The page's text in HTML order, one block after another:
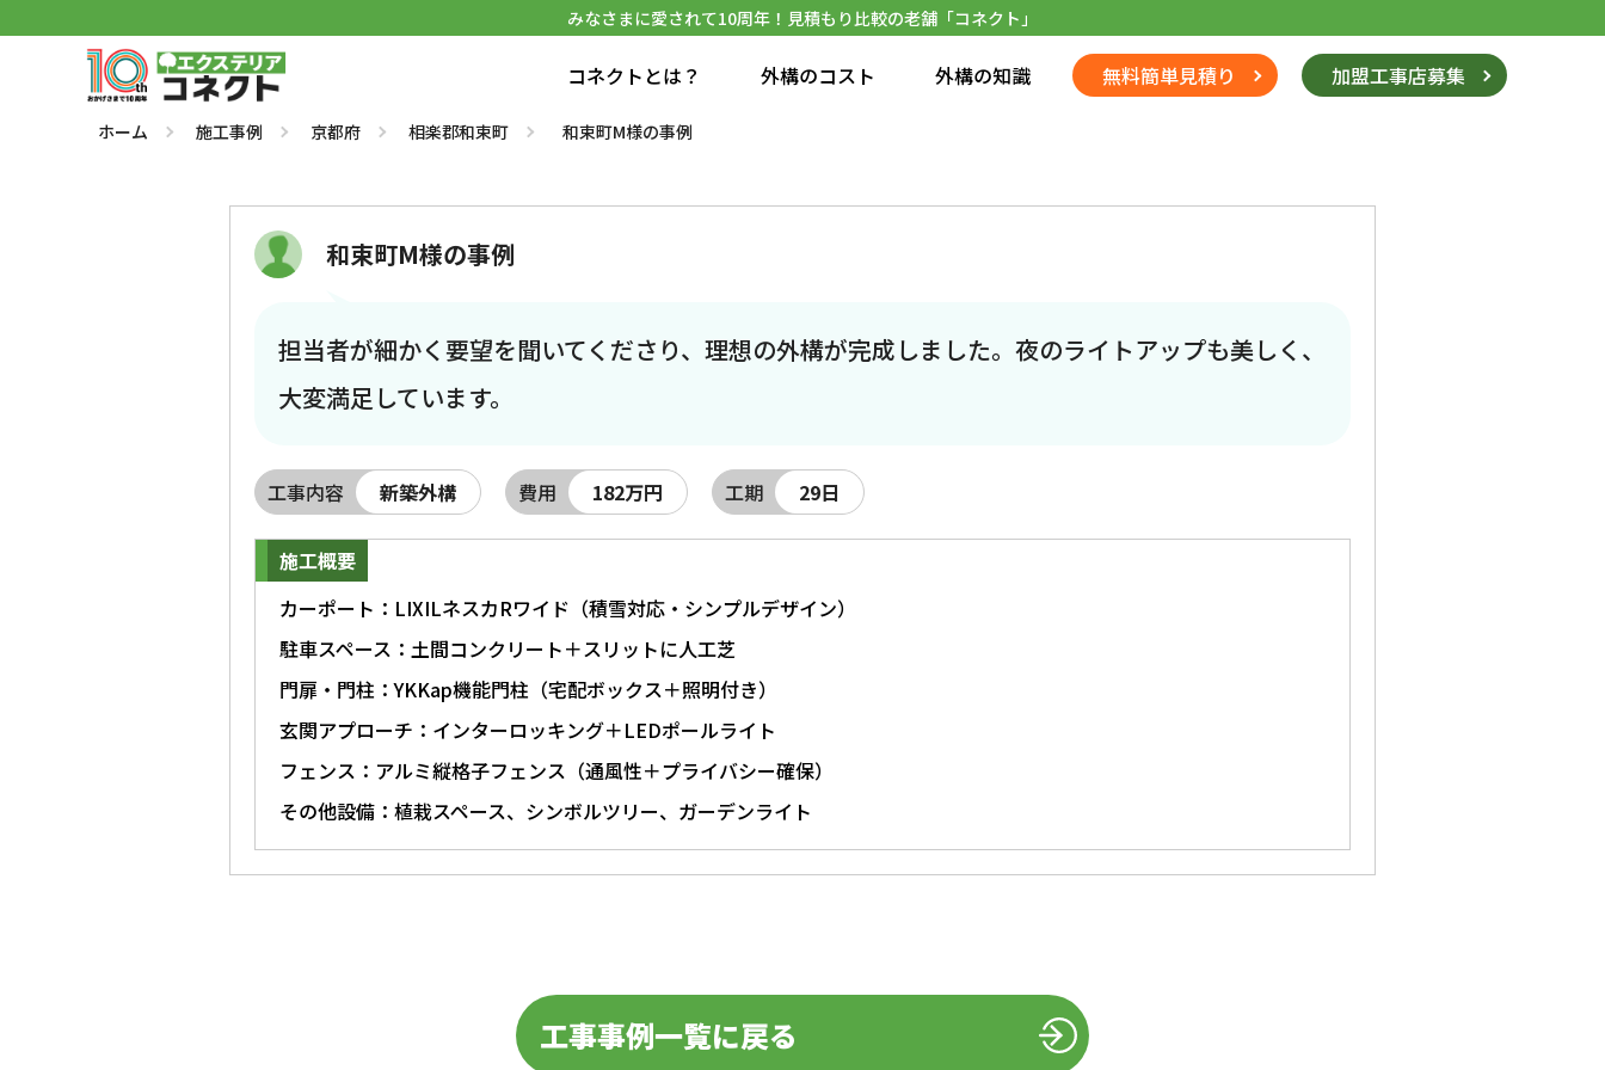
みなさまに愛されて10周年！見積もり比較の老舗「コネクト」
コネクトとは？ 外構のコスト 外構の知識 無料簡単見積り 加盟工事店募集
ホーム 施工事例 京都府 相楽郡和束町 和束町M様の事例
和束町M様の事例
担当者が細かく要望を聞いてくださり、理想の外構が完成しました。夜のライトアップも美しく、
大変満足しています。
工事内容 新築外構 費用 182万円 工期 29日
施工概要
カーポート：LIXILネスカRワイド（積雪対応・シンプルデザイン）
駐車スペース：土間コンクリート＋スリットに人工芝
門扉・門柱：YKKap機能門柱（宅配ボックス＋照明付き）
玄関アプローチ：インターロッキング＋LEDポールライト
フェンス：アルミ縦格子フェンス（通風性＋プライバシー確保）
その他設備：植栽スペース、シンボルツリー、ガーデンライト
工事事例一覧に戻る